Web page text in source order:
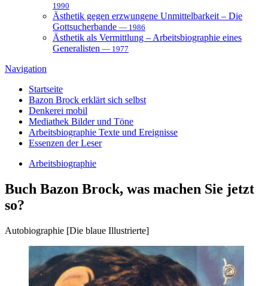
1990
Ästhetik gegen erzwungene Unmittelbarkeit – Die
Gottsucherbande — 1986
Ästhetik als Vermittlung – Arbeitsbiographie eines
Generalisten — 1977
Navigation
Startseite
Bazon Brock erklärt sich selbst
Denkerei mobil
Mediathek Bilder und Töne
Arbeitsbiographie Texte und Ereignisse
Essenzen der Leser
Arbeitsbiographie
Buch Bazon Brock, was machen Sie jetzt
so?
Autobiographie [Die blaue Illustrierte]